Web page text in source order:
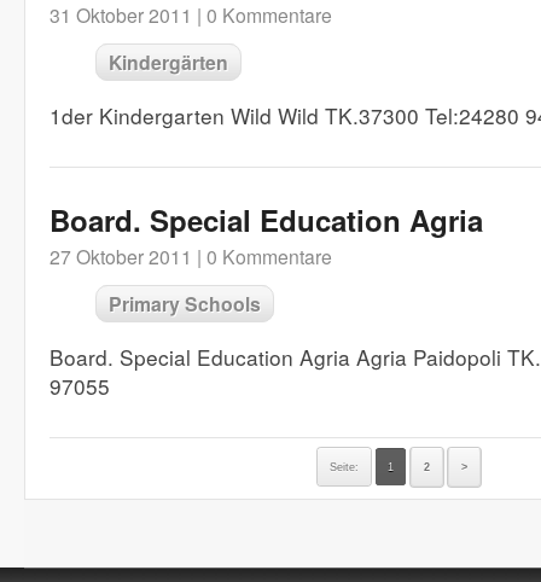
31 Oktober 2011 | 0 Kommentare
Kindergärten
1der Kindergarten Wild Wild TK.37300 Tel:24280
Board. Special Education Agria
27 Oktober 2011 | 0 Kommentare
Primary Schools
Board. Special Education Agria Agria Paidopoli
97055
Seite: 1 2 >